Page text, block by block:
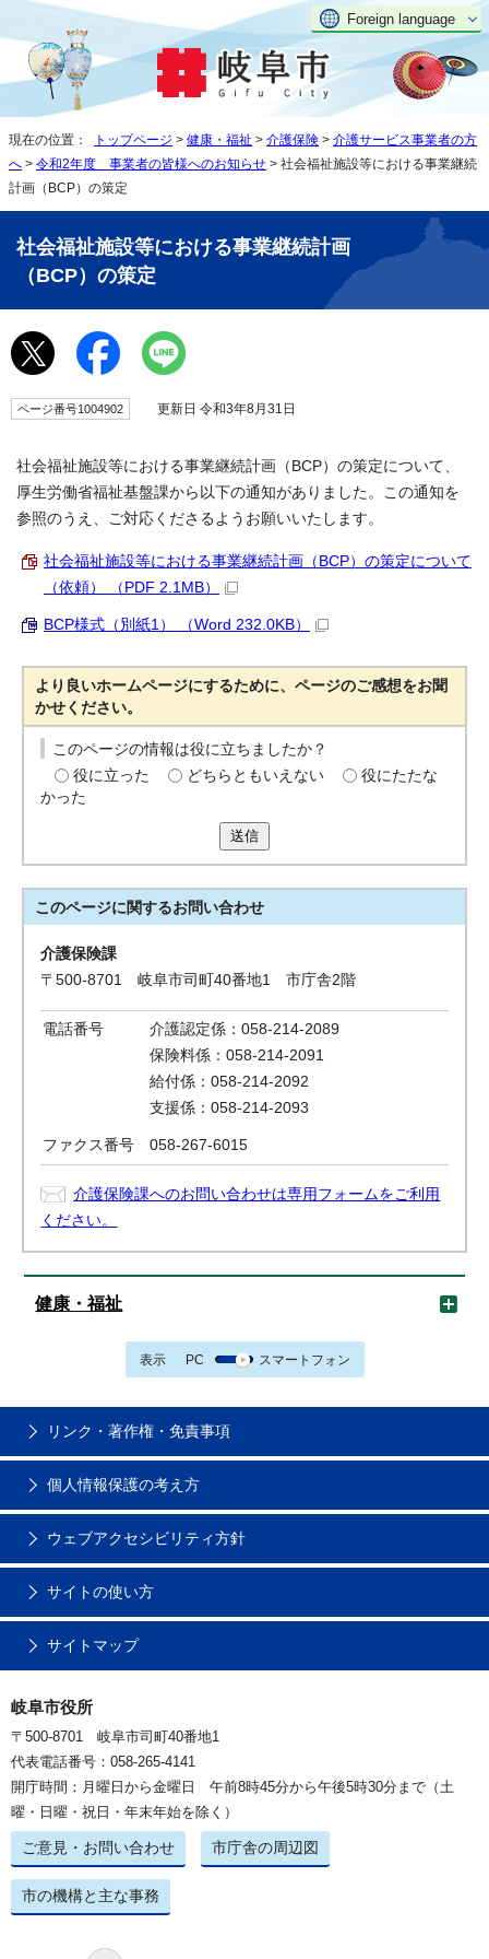
Foreign language
現在の位置： トップページ > 健康・福祉 > 介護保険 > 介護サービス事業者の方
へ > 令和2年度 事業者の皆様へのお知らせ > 社会福祉施設等における事業継続
計画（BCP）の策定
社会福祉施設等における事業継続計画
（BCP）の策定
ページ番号1004902 更新日 令和3年8月31日
社会福祉施設等における事業継続計画（BCP）の策定について、
厚生労働省福祉基盤課から以下の通知がありました。この通知を
参照のうえ、ご対応くださるようお願いいたします。
社会福祉施設等における事業継続計画（BCP）の策定について
（依頼） （PDF 2.1MB）
BCP様式（別紙1） （Word 232.0KB）
より良いホームページにするために、ページのご感想をお聞
かせください。
このページの情報は役に立ちましたか？
役に立った
どちらともいえない
役にたたな
かった
送信
このページに関するお問い合わせ
介護保険課
〒500-8701 岐阜市司町40番地1 市庁舎2階
電話番号
介護認定係：058-214-2089
保険料係：058-214-2091
給付係：058-214-2092
支援係：058-214-2093
ファクス番号 058-267-6015
介護保険課へのお問い合わせは専用フォームをご利用
ください。
健康・福祉
表示 PC スマートフォン
リンク・著作権・免責事項
個人情報保護の考え方
ウェブアクセシビリティ方針
サイトの使い方
サイトマップ
岐阜市役所
〒500-8701 岐阜市司町40番地1
代表電話番号：058-265-4141
開庁時間：月曜日から金曜日 午前8時45分から午後5時30分まで（土
曜・日曜・祝日・年末年始を除く）
ご意見・お問い合わせ 市庁舎の周辺図
市の機構と主な事務